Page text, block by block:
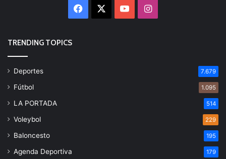
Facebook YouTubeInstagram
TRENDING TOPICS
Deportes 7.679
Fútbol 1.095
LA PORTADA 514
Voleybol 229
Baloncesto 195
Agenda Deportiva 179